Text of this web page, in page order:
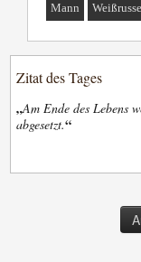
Mann Weißrusse
Zitat des Tages
„Am Ende des Lebens
abgesetzt.“